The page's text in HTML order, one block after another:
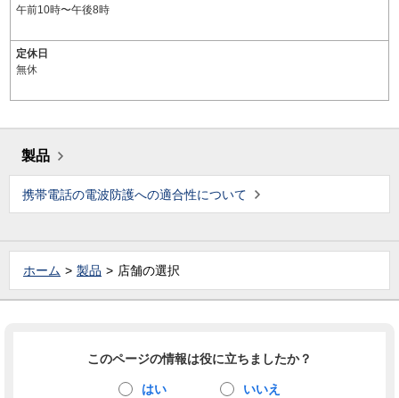
午前10時〜午後8時
定休日
無休
製品
携帯電話の電波防護への適合性について
ホーム 製品 店舗の選択
このページの情報は役に立ちましたか？
はい いいえ